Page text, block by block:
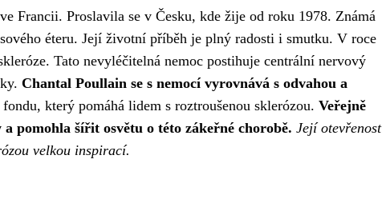
Francii. Proslavila se v Česku, kde žije od roku 1978. Známá
éteru. Její životní příběh je plný radosti i smutku. V roce
Tato nevyléčitelná nemoc postihuje centrální nervový
Chantal Poullain se s nemocí vyrovnává s odvahou a
který pomáhá lidem s roztroušenou sklerózou. Veřejně
pomohla šířit osvětu o této zákeřné chorobě. Její otevřenost
velkou inspirací.